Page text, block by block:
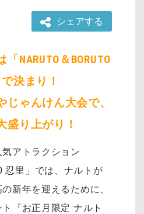
シェアする
NARUTO＆BORUTO
決まり！
じゃんけん大会で、
盛り上がり！
アトラクション
忍里」では、ナルトが
新年を迎えるために、
『お正月限定 ナルト